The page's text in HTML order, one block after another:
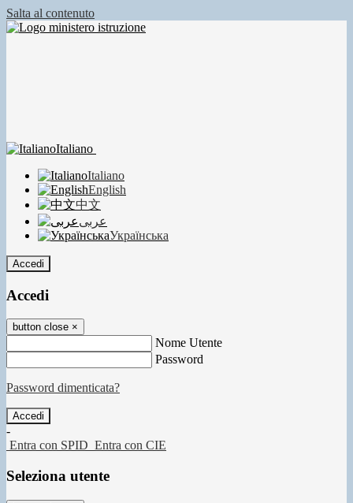
Salta al contenuto
Italiano
Italiano
English
中文
عربى
Українська
Accedi
Accedi
button close ×
Nome Utente
Password
Password dimenticata?
-
Entra con SPID Entra con CIE
Seleziona utente